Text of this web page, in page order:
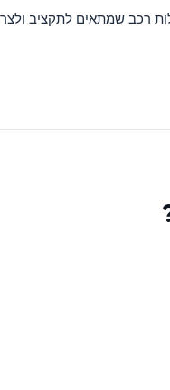
רכב שמתאים לתקציב